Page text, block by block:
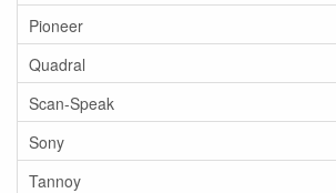
Pioneer
Quadral
Scan-Speak
Sony
Tannoy